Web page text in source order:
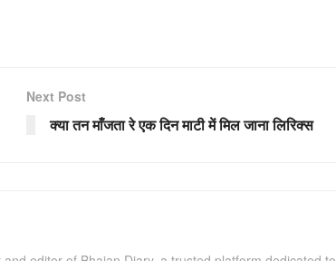
Next Post
क्या तन माँजता रे एक दिन माटी में मिल जाना लिरिक्स